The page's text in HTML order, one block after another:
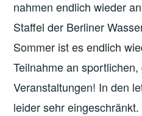
nahmen endlich wieder
Staffel der Berliner
Sommer ist es endlich
Teilnahme an
Veranstaltungen! In den
leider sehr